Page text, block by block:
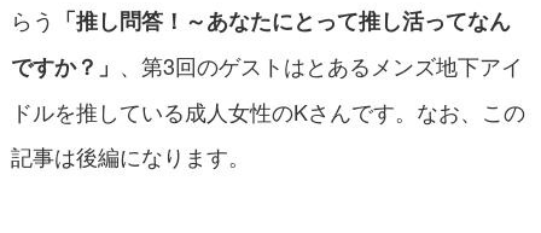
らう 「推し問答！～あなたにとって推し活ってなん
ですか？」 、第3回のゲストはとあるメンズ地下アイ
ドルを推している成人女性のKさんです。なお、この
記事は後編になります。